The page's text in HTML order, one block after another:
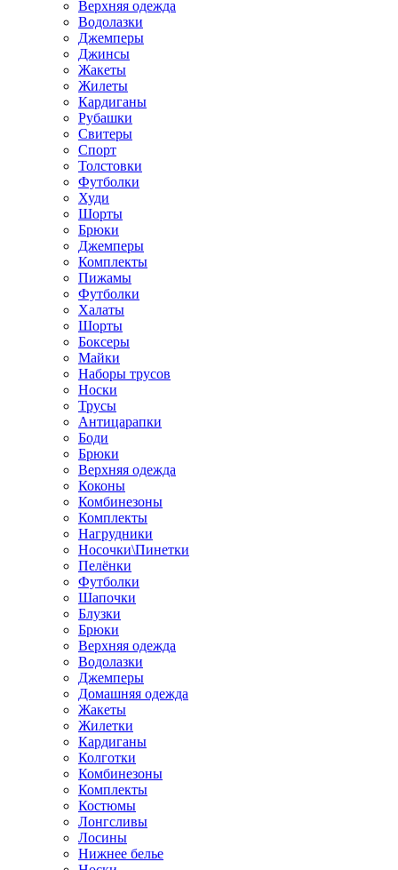
Верхняя одежда
Водолазки
Джемперы
Джинсы
Жакеты
Жилеты
Кардиганы
Рубашки
Свитеры
Спорт
Толстовки
Футболки
Худи
Шорты
Брюки
Джемперы
Комплекты
Пижамы
Футболки
Халаты
Шорты
Боксеры
Майки
Наборы трусов
Носки
Трусы
Антицарапки
Боди
Брюки
Верхняя одежда
Коконы
Комбинезоны
Комплекты
Нагрудники
Носочки\Пинетки
Пелёнки
Футболки
Шапочки
Блузки
Брюки
Верхняя одежда
Водолазки
Джемперы
Домашняя одежда
Жакеты
Жилетки
Кардиганы
Колготки
Комбинезоны
Комплекты
Костюмы
Лонгсливы
Лосины
Нижнее белье